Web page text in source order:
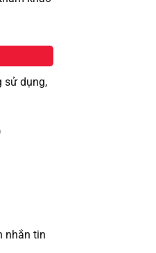
sử dụng,
nhắn tin